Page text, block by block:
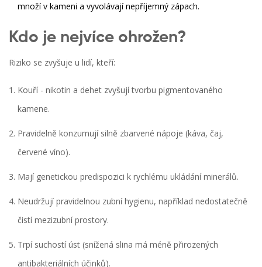
množí v kameni a vyvolávají nepříjemný zápach.
Kdo je nejvíce ohrožen?
Riziko se zvyšuje u lidí, kteří:
Kouří - nikotin a dehet zvyšují tvorbu pigmentovaného
kamene.
Pravidelně konzumují silně zbarvené nápoje (káva, čaj,
červené víno).
Mají genetickou predispozici k rychlému ukládání minerálů.
Neudržují pravidelnou zubní hygienu, například nedostatečně
čistí mezizubní prostory.
Trpí suchostí úst (snížená slina má méně přirozených
antibakteriálních účinků).